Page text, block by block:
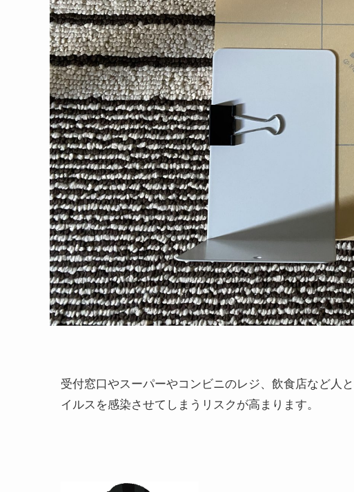
受付窓口やスーパーやコンビニのレジ、飲食店など人
イルスを感染させてしまうリスクが高まります。